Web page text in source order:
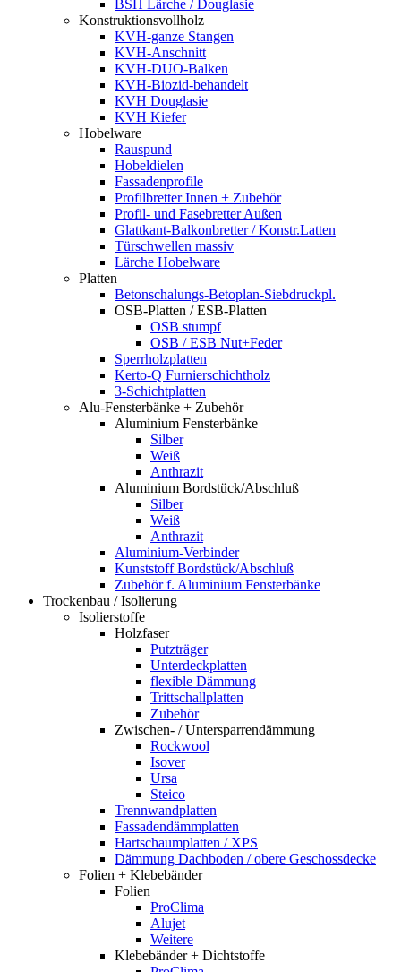
BSH Lärche / Douglasie
Konstruktionsvollholz
KVH-ganze Stangen
KVH-Anschnitt
KVH-DUO-Balken
KVH-Biozid-behandelt
KVH Douglasie
KVH Kiefer
Hobelware
Rauspund
Hobeldielen
Fassadenprofile
Profilbretter Innen + Zubehör
Profil- und Fasebretter Außen
Glattkant-Balkonbretter / Konstr.Latten
Türschwellen massiv
Lärche Hobelware
Platten
Betonschalungs-Betoplan-Siebdruckpl.
OSB-Platten / ESB-Platten
OSB stumpf
OSB / ESB Nut+Feder
Sperrholzplatten
Kerto-Q Furnierschichtholz
3-Schichtplatten
Alu-Fensterbänke + Zubehör
Aluminium Fensterbänke
Silber
Weiß
Anthrazit
Aluminium Bordstück/Abschluß
Silber
Weiß
Anthrazit
Aluminium-Verbinder
Kunststoff Bordstück/Abschluß
Zubehör f. Aluminium Fensterbänke
Trockenbau / Isolierung
Isolierstoffe
Holzfaser
Putzträger
Unterdeckplatten
flexible Dämmung
Trittschallplatten
Zubehör
Zwischen- / Untersparrendämmung
Rockwool
Isover
Ursa
Steico
Trennwandplatten
Fassadendämmplatten
Hartschaumplatten / XPS
Dämmung Dachboden / obere Geschossdecke
Folien + Klebebänder
Folien
ProClima
Alujet
Weitere
Klebebänder + Dichtstoffe